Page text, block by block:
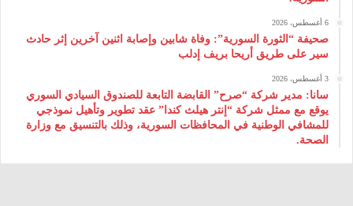
6 أغسطس، 2026
صحيفة “الثورة السورية”: وفاة شابين وإصابة اثنين آخرين إثر حادث
سير على طريق أريحا بريف إدلب
3 أغسطس، 2026
سانا: مدير شركة “صرح” القابضة التابعة للصندوق السيادي السوري
يوقع مع ممثل شركة “إنتر هيلث كندا” عقد تطوير وتأهيل نموذجي
للمشافي الوطنية في المحافظات السورية، وذلك بالتنسيق مع وزارة
الصحة.